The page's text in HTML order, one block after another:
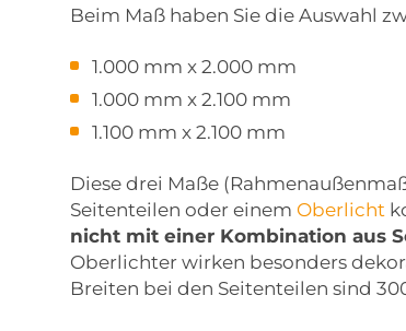
Beim Maß haben Sie die Auswahl
1.000 mm x 2.000 mm
1.000 mm x 2.100 mm
1.100 mm x 2.100 mm
Diese drei Maße
Seitenteilen oder einem Oberlicht
nicht mit einer Kombination aus
Oberlichter wirken besonders
Breiten bei den Seitenteilen sind